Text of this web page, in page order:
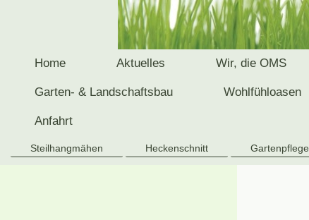
Home Aktuelles Wir, die OMS
Garten- & Landschaftsbau Wohlfühloasen
Anfahrt
Steilhangmähen Heckenschnitt Gartenpflege